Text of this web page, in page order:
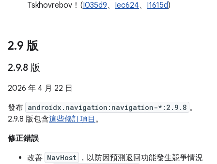
Tskhovrebov！(I035d9、 Iec624、 I1615d)
2.9 版
2.9.8 版
2026 年 4 月 22 日
發布 androidx.navigation:navigation-*:2.9.8 。
2.9.8 版包含這些修訂項目 。
修正錯誤
改善 NavHost
，以防因預測返回功能發生競爭情況